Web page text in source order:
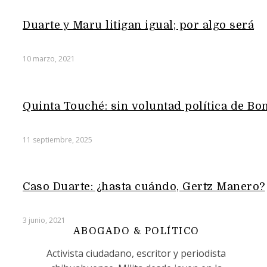
Duarte y Maru litigan igual; por algo será
10 marzo, 2021
Quinta Touché: sin voluntad política de
11 septiembre, 2025
Caso Duarte: ¿hasta cuándo, Gertz Manero?
3 junio, 2021
ABOGADO & POLÍTICO
Activista ciudadano, escritor y periodista